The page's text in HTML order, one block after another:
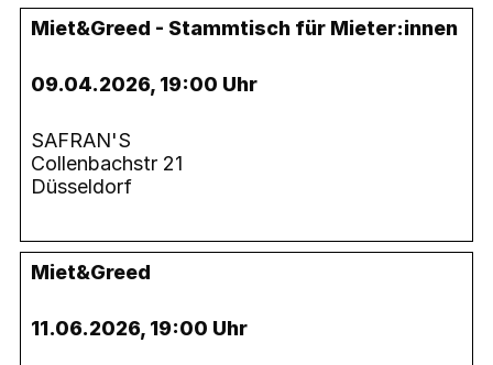
Miet&Greed - Stammtisch für Mieter:innen
09.04.2026, 19:00 Uhr
SAFRAN'S
Collenbachstr 21
Düsseldorf
Miet&Greed
11.06.2026, 19:00 Uhr